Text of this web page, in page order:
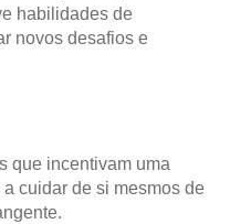
habilidades de
novos desafios e
que incentivam uma
cuidar de si mesmos de